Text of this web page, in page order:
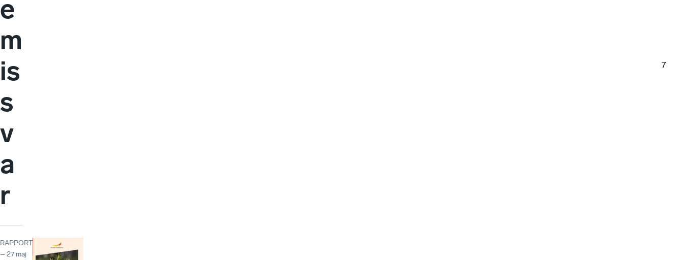
e
m
is
s
v
a
r
7
RAPPORT
– 27 maj